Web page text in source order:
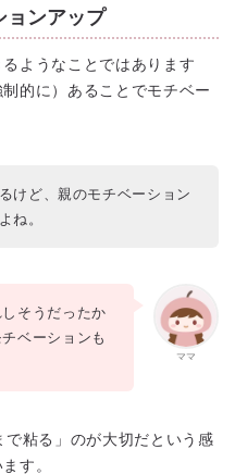
ョンアップ
ようなことではあります
的に）あることでモチベー
けど、親のモチベーション
ね。
ママ
そうだったか
ベーションも
で粘る」のが大切だという感
す。